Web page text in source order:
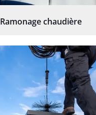
Ramonage chaudière